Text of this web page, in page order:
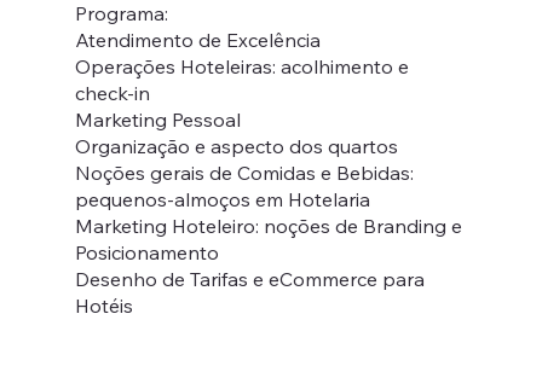
Programa:
Atendimento de Excelência
Operações Hoteleiras: acolhimento e
check-in
Marketing Pessoal
Organização e aspecto dos quartos
Noções gerais de Comidas e Bebidas:
pequenos-almoços em Hotelaria
Marketing Hoteleiro: noções de Branding e
Posicionamento
Desenho de Tarifas e eCommerce para
Hotéis